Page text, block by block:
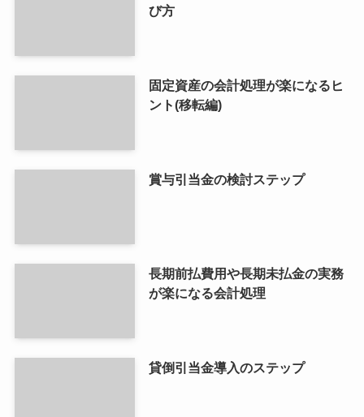
び方
固定資産の会計処理が楽になるヒ
ント(移転編)
賞与引当金の検討ステップ
長期前払費用や長期未払金の実務
が楽になる会計処理
貸倒引当金導入のステップ